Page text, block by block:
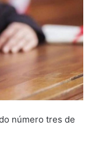
número tres de